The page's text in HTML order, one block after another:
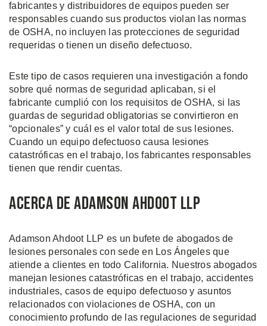
fabricantes y distribuidores de equipos pueden ser
responsables cuando sus productos violan las normas
de OSHA, no incluyen las protecciones de seguridad
requeridas o tienen un diseño defectuoso.
Este tipo de casos requieren una investigación a fondo
sobre qué normas de seguridad aplicaban, si el
fabricante cumplió con los requisitos de OSHA, si las
guardas de seguridad obligatorias se convirtieron en
“opcionales” y cuál es el valor total de sus lesiones.
Cuando un equipo defectuoso causa lesiones
catastróficas en el trabajo, los fabricantes responsables
tienen que rendir cuentas.
Acerca de Adamson Ahdoot LLP
Adamson Ahdoot LLP es un bufete de abogados de
lesiones personales con sede en Los Ángeles que
atiende a clientes en todo California. Nuestros abogados
manejan lesiones catastróficas en el trabajo, accidentes
industriales, casos de equipo defectuoso y asuntos
relacionados con violaciones de OSHA, con un
conocimiento profundo de las regulaciones de seguridad